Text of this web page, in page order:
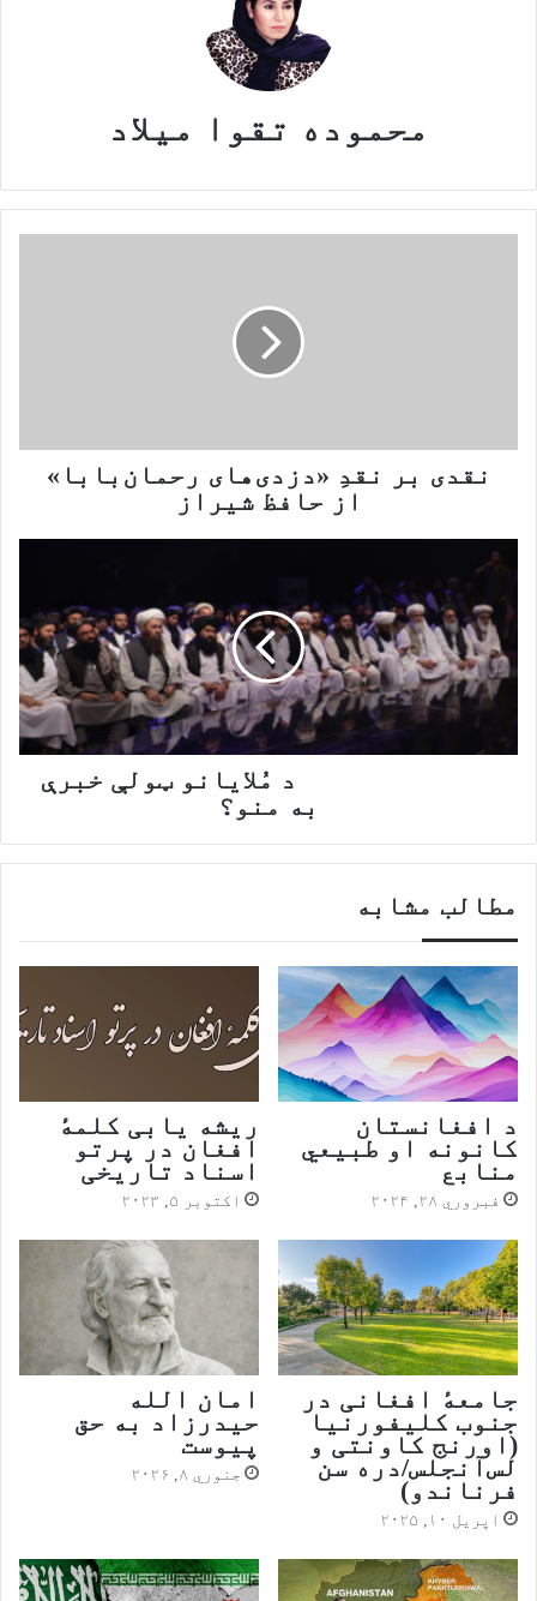
محموده تقوا میلاد
حافظ
شیراز
نقدی بر نقدِ «دزدی‌های رحمان‌بابا»
از حافظ شیراز
د
مُلایانو
ټولې
خبرې
منو؟
د مُلایانو ټولې خبرې
به منو؟
مطالب مشابه
د افغانستان
کانونه او طبیعي
منابع
فبروري ۲۸, ۲۰۲۴
ریشه یابی کلمهٔ
افغان در پرتو
اسناد تاریخی
اکتوبر ۵, ۲۰۲۳
جامعهٔ افغانی در
جنوب کلیفورنیا
(اورنج کاونتی و
لس‌آنجلس/دره سن
فرناندو)
اپریل ۱۰, ۲۰۲۵
امان الله
حیدرزاد به حق
پیوست
جنوري ۸, ۲۰۲۶